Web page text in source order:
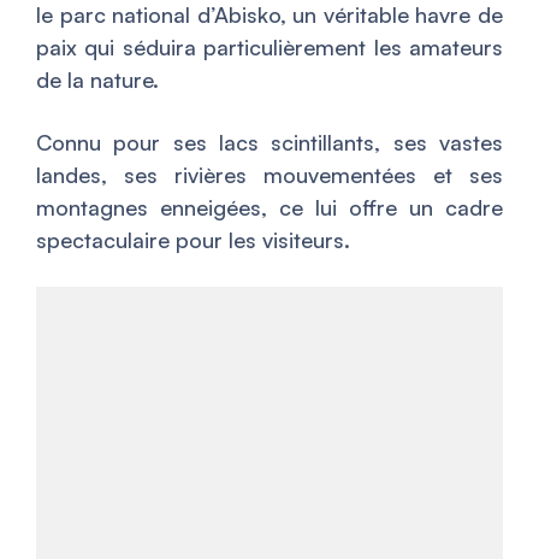
le parc national d’Abisko, un véritable havre de
paix qui séduira particulièrement les amateurs
de la nature.
Connu pour ses lacs scintillants, ses vastes
landes, ses rivières mouvementées et ses
montagnes enneigées, ce lui offre un cadre
spectaculaire pour les visiteurs.